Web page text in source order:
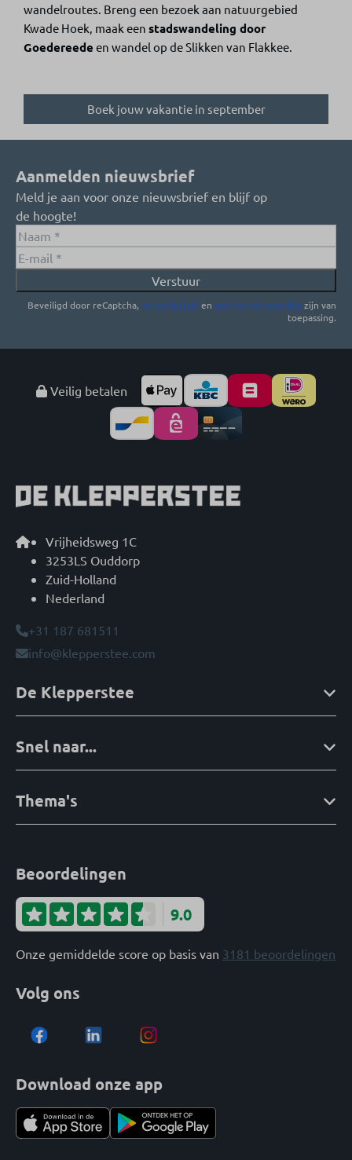
wandelroutes. Breng een bezoek aan natuurgebied
Kwade Hoek, maak eenstadswandeling door
Goedereede en wandel op de Slikken van Flakkee.
Boek jouw vakantie in september
Aanmelden nieuwsbrief
Meld je aan voor onze nieuwsbrief en blijf op
de hoogte!
Verstuur
Beveiligd door reCaptcha, privacybeleid en servicevoorwaarden zijn van
toepassing.
Veilig betalen
Vrijheidsweg 1C
3253LS Ouddorp
Zuid-Holland
Nederland
+31 187 681511
info@klepperstee.com
De Klepperstee
Snel naar...
Thema's
Beoordelingen
9.0
Onze gemiddelde score op basis van 3181 beoordelingen
Volg ons
Download onze app